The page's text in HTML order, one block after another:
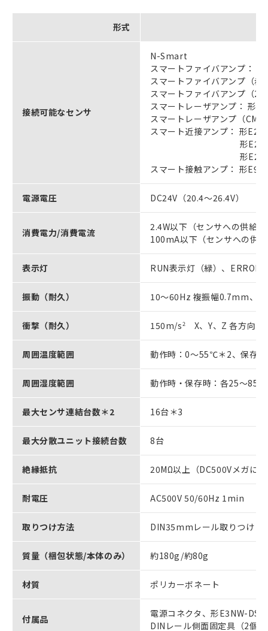
形式
接続可能なセンサ
N-Smart
スマートファイバアンプ：
スマートファイバアンプ（
スマートファイバアンプ（2
スマートレーザアンプ： 形
スマートレーザアンプ（
スマート近接アンプ： 形
形E2NC-
形E2NC-
スマート接触アンプ： 形
電源電圧 DC24V（20.4～26.4V）
消費電力/消費電流
2.4W以下（センサへの供給
100mA以下（センサへの供
表示灯 RUN表示灯（緑）、
振動（耐久） 10～60Hz 複振幅0.7mm、
衝撃（耐久） 150m/s2 X、Y、Z 各方向3
周囲温度範囲 動作時：0～55℃＊2、保存
周囲湿度範囲 動作時・保存時：各25～
最大センサ連結台数＊2 16台＊3
最大分散ユニット接続台数 8台
絶縁抵抗 20MΩ以上（DC500Vメガに
耐電圧 AC500V 50/60Hz 1min
取りつけ方法 DIN35mmレール取りつけ
質量（梱包状態/本体のみ） 約180g/約80g
材質 ポリカーボネート
付属品
電源コネクタ、形E3NW-DS
DINレール側面固定具（2個